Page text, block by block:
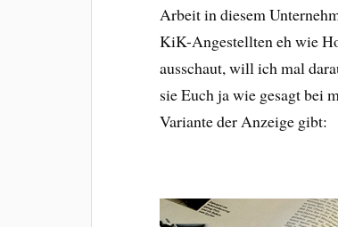
Arbeit in diesem
KiK-Angestellten eh wie
ausschaut, will ich mal
sie Euch ja wie gesagt bei
Variante der Anzeige gibt: